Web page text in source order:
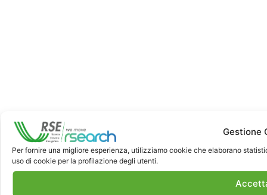
Gestione
Per fornire una migliore esperienza, utilizziamo cookie che elaborano
uso di cookie per la profilazione degli utenti.